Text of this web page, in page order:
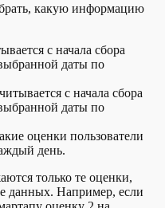
какую информацию
с начала сбора
даты по
с начала сбора
даты по
оценки пользователи
день.
только те оценки,
данных. Например, если